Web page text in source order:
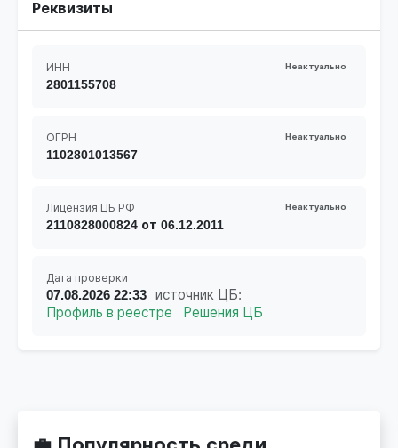
Реквизиты
ИНН Неактуально
2801155708
ОГРН Неактуально
1102801013567
Лицензия ЦБ РФ Неактуально
2110828000824 от 06.12.2011
Дата проверки
07.08.2026 22:33 источник ЦБ:
Профиль в реестре
Решения ЦБ